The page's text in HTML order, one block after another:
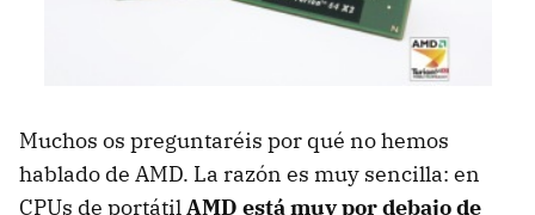
Muchos os preguntaréis por qué no hemos
hablado de AMD. La razón es muy sencilla: en
CPUs de portátilAMD está muy por debajo de